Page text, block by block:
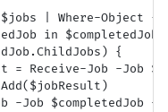
| Where-Object
in
{
Receive-Job -Job
-Job $completedJob -